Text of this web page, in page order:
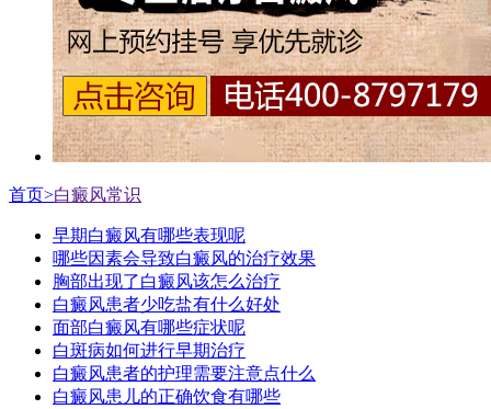
首页>白癜风常识
早期白癜风有哪些表现呢
哪些因素会导致白癜风的治疗效果
胸部出现了白癜风该怎么治疗
白癜风患者少吃盐有什么好处
面部白癜风有哪些症状呢
白斑病如何进行早期治疗
白癜风患者的护理需要注意点什么
白癜风患儿的正确饮食有哪些